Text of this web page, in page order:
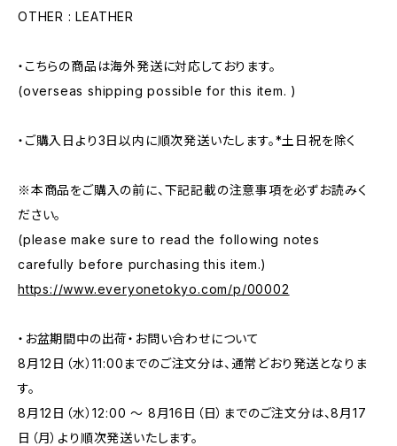
OTHER : LEATHER
・こちらの商品は海外発送に対応しております。
(overseas shipping possible for this item. )
・ご購入日より3日以内に順次発送いたします。*土日祝を除く
※本商品をご購入の前に、下記記載の注意事項を必ずお読みく
ださい。
(please make sure to read the following notes
carefully before purchasing this item.)
https://www.everyonetokyo.com/p/00002
・お盆期間中の出荷・お問い合わせについて
8月12日（水）11:00までのご注文分は、通常どおり発送となりま
す。
8月12日（水）12:00 ～ 8月16日（日）までのご注文分は、8月17
日（月）より順次発送いたします。